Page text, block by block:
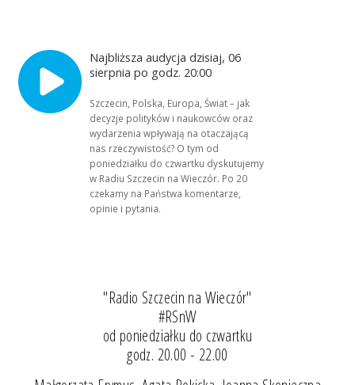
Najbliższa audycja dzisiaj, 06
sierpnia po godz. 20:00
Szczecin, Polska, Europa, Świat – jak
decyzje polityków i naukowców oraz
wydarzenia wpływają na otaczającą
nas rzeczywistość? O tym od
poniedziałku do czwartku dyskutujemy
w Radiu Szczecin na Wieczór. Po 20
czekamy na Państwa komentarze,
opinie i pytania.
"Radio Szczecin na Wieczór"
#RSnW
od poniedziałku do czwartku
godz. 20.00 - 22.00